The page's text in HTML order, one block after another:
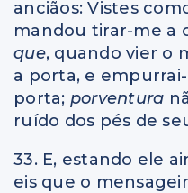
anciãos: Vistes
mandou tirar-me a
que, quando vier o
a porta, e
porta; porventura
ruído dos pés de
33. E, estando ele
eis que o